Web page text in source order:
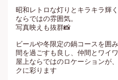
昭和レトロな灯りとキラキラ輝
ならではの雰囲気。
写真映えも抜群📸
ビールや冬限定の鍋コースを囲
間を過ごすも良し、仲間とワイ
屋上ならではのロケーションが
クに彩ります